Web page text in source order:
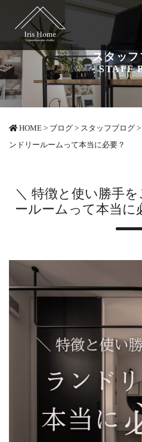
スタッ
STAFF
HOME > ブログ > スタッフブログ >
ンドリールームって本当に必要？
＼ 特徴と使い勝手
ールームって本当に